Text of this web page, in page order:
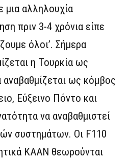
μια αλληλουχία
πριν 3-4 χρόνια είπε
όλοι’. Σήμερα
η Τουρκία ως
ως κόμβος
Εύξεινο Πόντο και
να αναβαθμιστεί
συστημάτων. Οι F110
KAAN θεωρούνται